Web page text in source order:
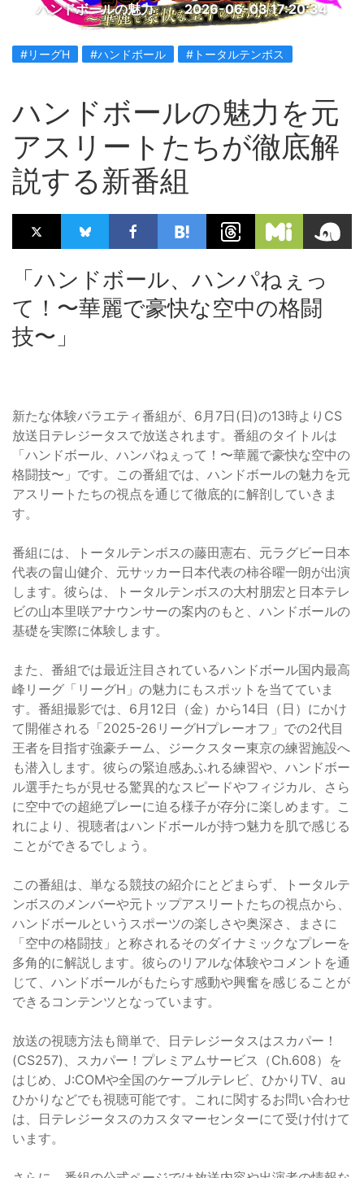
ハンドボールの魅力 2026-06-03 17:20:34
#リーグH #ハンドボール #トータルテンボス
ハンドボールの魅力を元
アスリートたちが徹底解
説する新番組
「ハンドボール、ハンパねぇっ
て！〜華麗で豪快な空中の格闘
技〜」
新たな体験バラエティ番組が、6月7日(日)の13時よりCS
放送日テレジータスで放送されます。番組のタイトルは
「ハンドボール、ハンパねぇって！〜華麗で豪快な空中の
格闘技〜」です。この番組では、ハンドボールの魅力を元
アスリートたちの視点を通じて徹底的に解剖していきま
す。
番組には、トータルテンボスの藤田憲右、元ラグビー日本
代表の畠山健介、元サッカー日本代表の柿谷曜一朗が出演
します。彼らは、トータルテンボスの大村朋宏と日本テレ
ビの山本里咲アナウンサーの案内のもと、ハンドボールの
基礎を実際に体験します。
また、番組では最近注目されているハンドボール国内最高
峰リーグ「リーグH」の魅力にもスポットを当てていま
す。番組撮影では、6月12日（金）から14日（日）にかけ
て開催される「2025-26リーグHプレーオフ」での2代目
王者を目指す強豪チーム、ジークスター東京の練習施設へ
も潜入します。彼らの緊迫感あふれる練習や、ハンドボー
ル選手たちが見せる驚異的なスピードやフィジカル、さら
に空中での超絶プレーに迫る様子が存分に楽しめます。こ
れにより、視聴者はハンドボールが持つ魅力を肌で感じる
ことができるでしょう。
この番組は、単なる競技の紹介にとどまらず、トータルテ
ンボスのメンバーや元トップアスリートたちの視点から、
ハンドボールというスポーツの楽しさや奥深さ、まさに
「空中の格闘技」と称されるそのダイナミックなプレーを
多角的に解説します。彼らのリアルな体験やコメントを通
じて、ハンドボールがもたらす感動や興奮を感じることが
できるコンテンツとなっています。
放送の視聴方法も簡単で、日テレジータスはスカパー！
(CS257)、スカパー！プレミアムサービス（Ch.608）を
はじめ、J:COMや全国のケーブルテレビ、ひかりTV、au
ひかりなどでも視聴可能です。これに関するお問い合わせ
は、日テレジータスのカスタマーセンターにて受け付けて
います。